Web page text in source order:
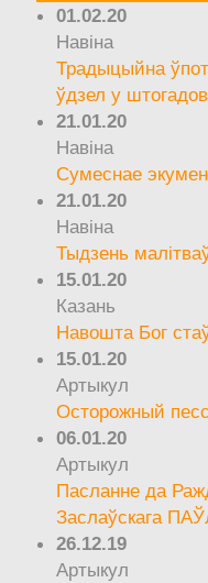
01.02.20
Навіна
Традыцыйна
ўдзел у
21.01.20
Навіна
Сумеснае
21.01.20
Навіна
Тыдзень
15.01.20
Казань
Навошта Бог
15.01.20
Артыкул
Осторожный
06.01.20
Артыкул
Пасланне да
Заслаўскага
26.12.19
Артыкул